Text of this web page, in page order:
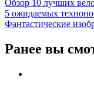
Обзор 10 лучших
5 ожидаемых
Фантастические
Ранее вы